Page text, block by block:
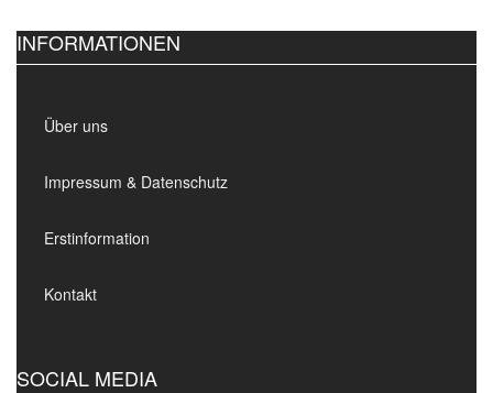
INFORMATIONEN
Über uns
Impressum & Datenschutz
Erstinformation
Kontakt
SOCIAL MEDIA